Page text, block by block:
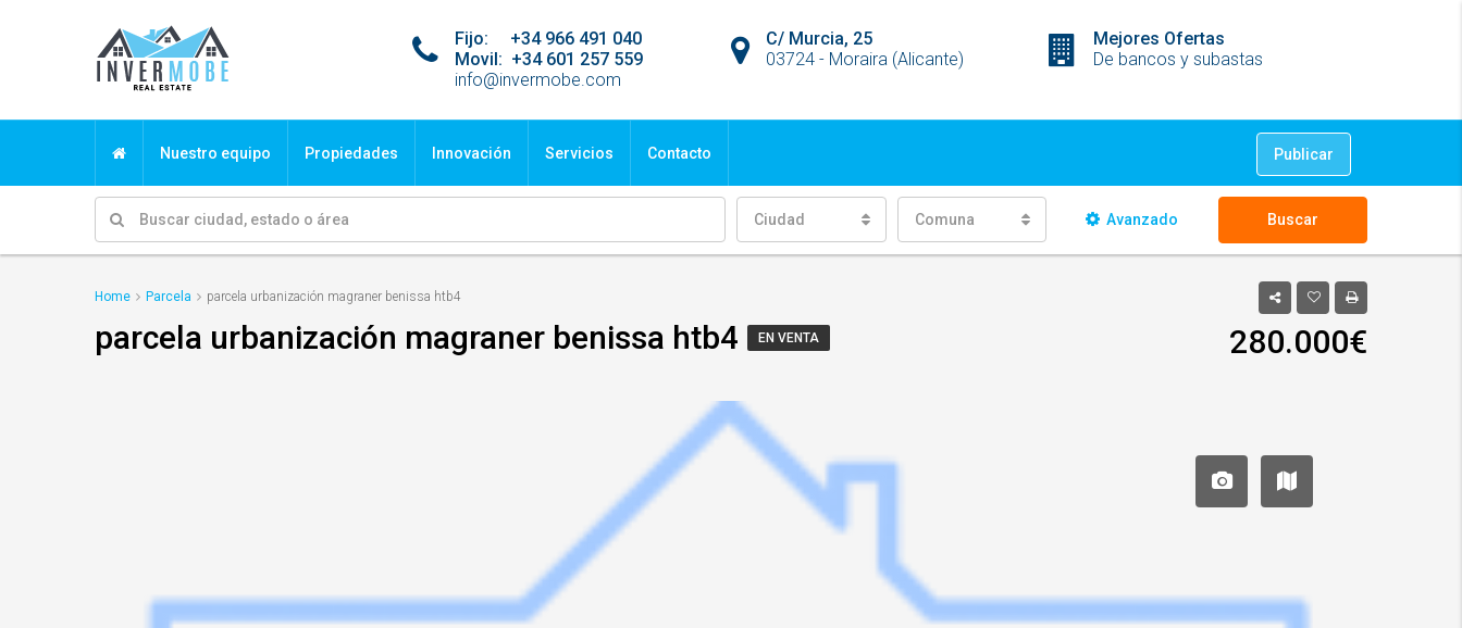
Mejores Ofertas
De bancos y subastas
C/ Murcia, 25
03724 - Moraira (Alicante)
Fijo: +34 966 491 040
Movil: +34 601 257 559
info@invermobe.com
Nuestro equipo Propiedades Innovación Servicios Contacto Publicar
Ciudad Comuna Avanzado Buscar
Home Parcela parcela urbanización magraner benissa htb4
parcela urbanización magraner benissa htb4 EN VENTA 280.000€